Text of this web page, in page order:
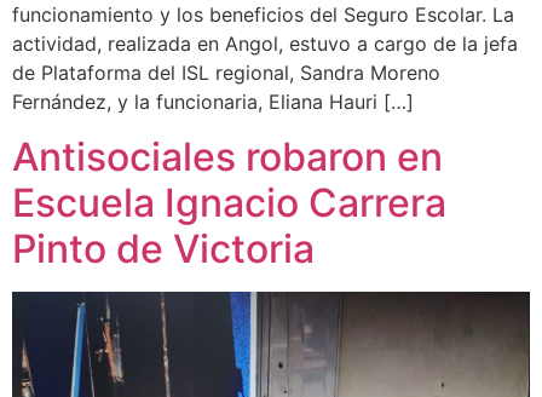
funcionamiento y los beneficios del Seguro Escolar. La
actividad, realizada en Angol, estuvo a cargo de la jefa
de Plataforma del ISL regional, Sandra Moreno
Fernández, y la funcionaria, Eliana Hauri […]
Antisociales robaron en
Escuela Ignacio Carrera
Pinto de Victoria